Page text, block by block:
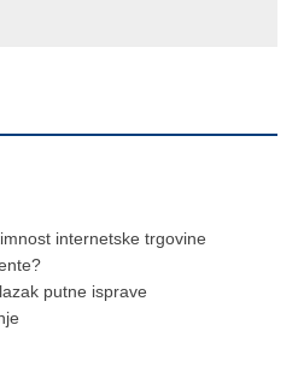
internetske trgovine
putne isprave